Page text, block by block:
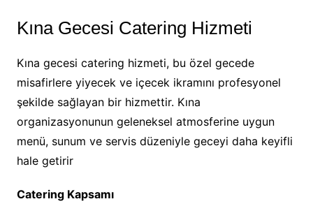
Kına Gecesi Catering Hizmeti
Kına gecesi catering hizmeti, bu özel gecede
misafirlere yiyecek ve içecek ikramını profesyonel
şekilde sağlayan bir hizmettir. Kına
organizasyonunun geleneksel atmosferine uygun
menü, sunum ve servis düzeniyle geceyi daha keyifli
hale getirir
Catering Kapsamı